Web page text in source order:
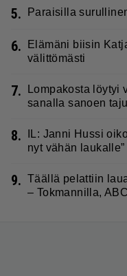
5. Paraisilla
6.
Elämäni biisin
välittömästi
7.
Lompakosta löytyi
sanalla sanoen
8.
IL: Janni Hussi
nyt vähän laukalle”
9. Täällä pelattiin
– Tokmannilla,